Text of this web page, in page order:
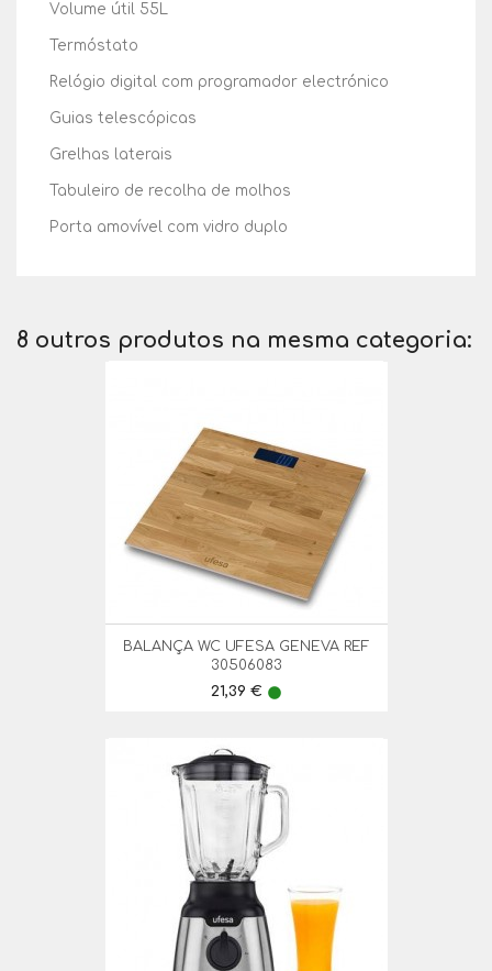
Volume útil 55L
Termóstato
Relógio digital com programador electrónico
Guias telescópicas
Grelhas laterais
Tabuleiro de recolha de molhos
Porta amovível com vidro duplo
8 outros produtos na mesma categoria:
BALANÇA WC UFESA GENEVA REF
30506083
Preço
21,39 € lens